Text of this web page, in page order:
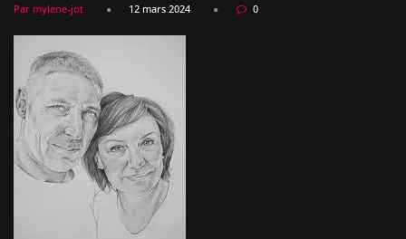
Par mylene-jot 12 mars 2024 0